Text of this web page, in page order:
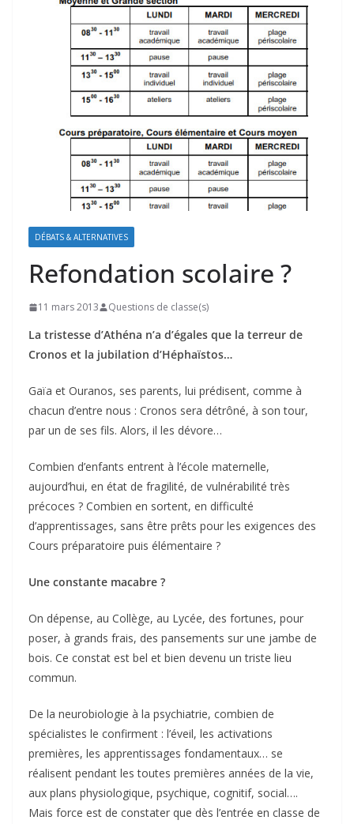
DÉBATS & ALTERNATIVES
Refondation scolaire ?
11 mars 2013 Questions de classe(s)
La tristesse d’Athéna n’a d’égales que la terreur de
Cronos et la jubilation d’Héphaïstos…
Gaïa et Ouranos, ses parents, lui prédisent, comme à
chacun d’entre nous : Cronos sera détrôné, à son tour,
par un de ses fils. Alors, il les dévore…
Combien d’enfants entrent à l’école maternelle,
aujourd’hui, en état de fragilité, de vulnérabilité très
précoces ? Combien en sortent, en difficulté
d’apprentissages, sans être prêts pour les exigences des
Cours préparatoire puis élémentaire ?
Une constante macabre ?
On dépense, au Collège, au Lycée, des fortunes, pour
poser, à grands frais, des pansements sur une jambe de
bois. Ce constat est bel et bien devenu un triste lieu
commun.
De la neurobiologie à la psychiatrie, combien de
spécialistes le confirment : l’éveil, les activations
premières, les apprentissages fondamentaux… se
réalisent pendant les toutes premières années de la vie,
aux plans physiologique, psychique, cognitif, social….
Mais force est de constater que dès l’entrée en classe de